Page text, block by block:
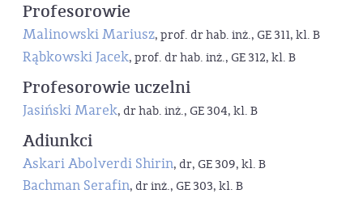
Profesorowie
Malinowski Mariusz, prof. dr hab. inż., GE 311, kl. B
Rąbkowski Jacek, prof. dr hab. inż., GE 312, kl. B
Profesorowie uczelni
Jasiński Marek, dr hab. inż., GE 304, kl. B
Adiunkci
Askari Abolverdi Shirin, dr, GE 309, kl. B
Bachman Serafin, dr inż., GE 303, kl. B